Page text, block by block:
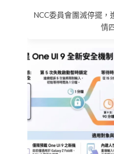
NCC委員會團滅停擺，
情